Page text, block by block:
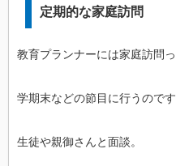
定期的な家庭訪問
教育プランナーには家庭訪問っ
学期末などの節目に行うのです
生徒や親御さんと面談。